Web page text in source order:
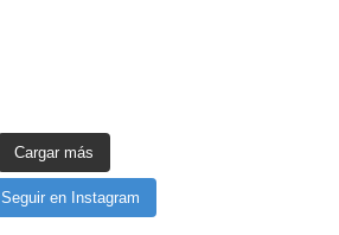
Cargar más
Seguir en Instagram